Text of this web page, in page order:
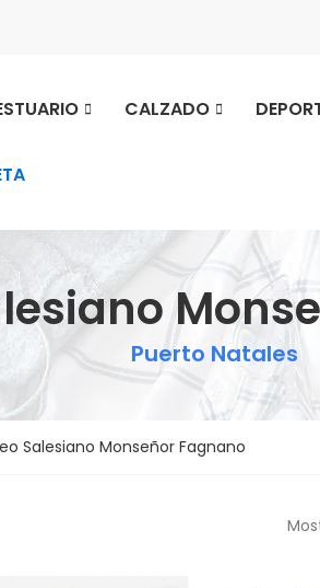
CALZADO
Puerto Natales
Salesiano Monseñor Fagnano